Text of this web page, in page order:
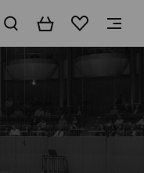
WarenkorbMerkliste